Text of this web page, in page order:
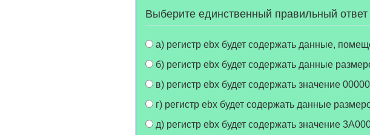
Выберите единственный правильный ответ
а) регистр ebx будет содержать данные,
б) регистр ebx будет содержать данные
в) регистр ebx будет содержать значение
г) регистр ebx будет содержать данные
д) регистр ebx будет содержать значение